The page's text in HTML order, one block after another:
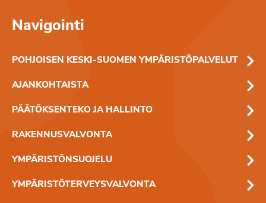
Navigointi
POHJOISEN KESKI-SUOMEN YMPÄRISTÖPALVELUT
AJANKOHTAISTA
PÄÄTÖKSENTEKO JA HALLINTO
RAKENNUSVALVONTA
YMPÄRISTÖNSUOJELU
YMPÄRISTÖTERVEYSVALVONTA